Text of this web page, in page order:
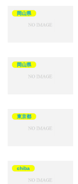
岡山県
岡山県
東京都
chiba